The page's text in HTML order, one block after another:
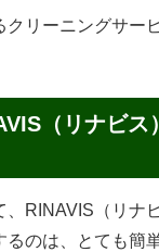
クリーニングサー
（リナビス
RINAVIS（リナ
るのは、とても簡